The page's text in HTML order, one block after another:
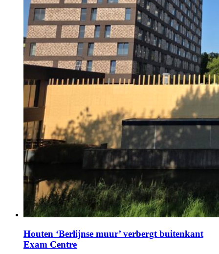
Houten ‘Berlijnse muur’ verbergt buitenkant
Exam Centre